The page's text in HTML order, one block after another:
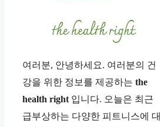
여러분, 안녕하세요. 여러분의 건
강을 위한 정보를 제공하는 the
health right 입니다. 오늘은 최근
급부상하는 다양한 피트니스에 대